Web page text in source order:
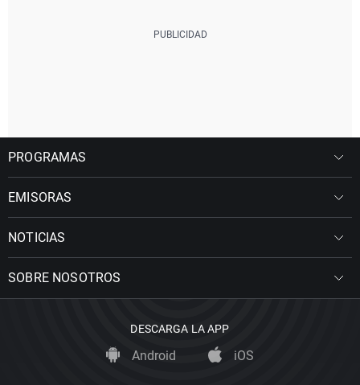
PROGRAMAS
EMISORAS
NOTICIAS
SOBRE NOSOTROS
DESCARGA LA APP
Android iOS